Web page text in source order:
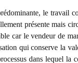
le travail
présente mais
car le vendeur de
qui conserve la
dans lequel la